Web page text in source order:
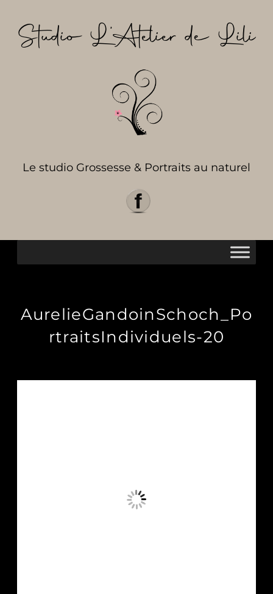
contenu
Studio L’Atelier de Lili
Le studio Grossesse & Portraits au naturel
AurelieGandoinSchoch_Po
rtraitsIndividuels-20